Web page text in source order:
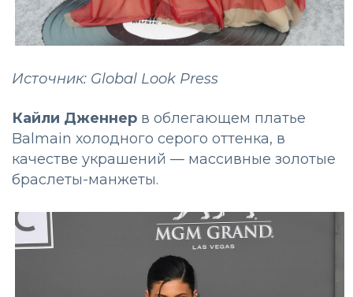
Источник: Global Look Press
Кайли Дженнер в облегающем платье
Balmain холодного серого оттенка, в
качестве украшений — массивные золотые
браслеты-манжеты.